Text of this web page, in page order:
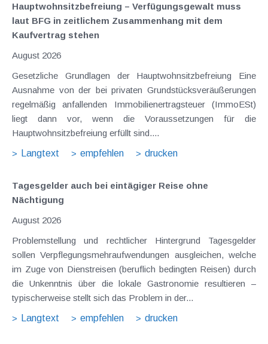
Hauptwohnsitz​­befreiung – Verfügungsgewalt muss
laut BFG in zeitlichem Zusammenhang mit dem
Kaufvertrag stehen
August 2026
Gesetzliche Grundlagen der Hauptwohnsitzbefreiung Eine
Ausnahme von der bei privaten Grundstücksveräußerungen
regelmäßig anfallenden Immobilienertragsteuer (ImmoESt)
liegt dann vor, wenn die Voraussetzungen für die
Hauptwohnsitzbefreiung erfüllt sind....
Langtext
empfehlen drucken
Tagesgelder auch bei eintägiger Reise ohne
Nächtigung
August 2026
Problemstellung und rechtlicher Hintergrund Tagesgelder
sollen Verpflegungsmehraufwendungen ausgleichen, welche
im Zuge von Dienstreisen (beruflich bedingten Reisen) durch
die Unkenntnis über die lokale Gastronomie resultieren –
typischerweise stellt sich das Problem in der...
Langtext
empfehlen drucken